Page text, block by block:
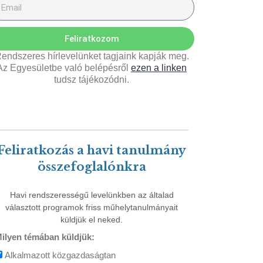
Feliratkozom
hírlevelünket tagjaink kapják meg.
Egyesületbe való belépésről ezen a linken
tudsz tájékozódni.
a havi tanulmány
összefoglalónkra
Havi rendszerességű levelünkben az általad
választott programok friss műhelytanulmányait
küldjük el neked.
témában küldjük:
Alkalmazott közgazdaságtan